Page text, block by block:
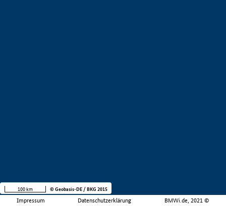
Impressum Datenschutzerklärung BMWi.de, 2021 ©
100 km © Geobasis-DE / BKG 2015